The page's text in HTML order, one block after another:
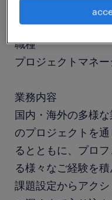
職種
プロジェクトマネ
業務内容
国内・海外の多様
のプロジェクトを
るとともに、プロ
る様々なご経験を積
課題設定からアク